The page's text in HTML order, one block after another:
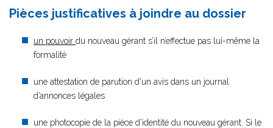
Pièces justificatives à joindre au dossier
un pouvoir du nouveau gérant s’il n’effectue pas lui-même la
formalité
une attestation de parution d'un avis dans un journal
d’annonces légales
une photocopie de la pièce d’identité du nouveau gérant. Si le